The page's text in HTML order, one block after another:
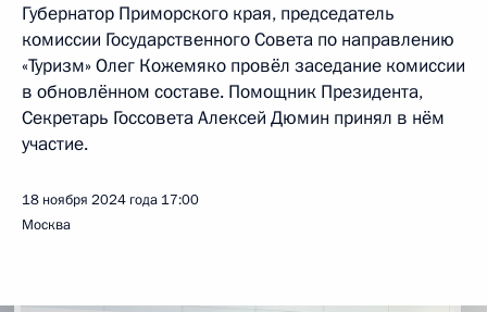
Губернатор Приморского края, председатель
комиссии Государственного Совета по направлению
«Туризм» Олег Кожемяко провёл заседание комиссии
в обновлённом составе. Помощник Президента,
Секретарь Госсовета Алексей Дюмин принял в нём
участие.
18 ноября 2024 года 17:00
Москва